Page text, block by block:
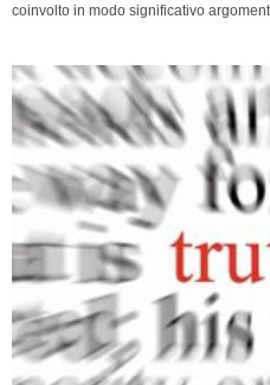
coinvolto in modo significativo